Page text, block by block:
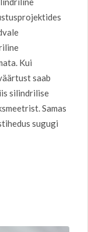
Kui
saab
silindrilise
Samas
sugugi